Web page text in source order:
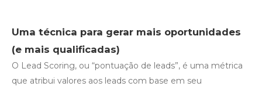
Uma técnica para gerar mais oportunidades
(e mais qualificadas)
O Lead Scoring, ou “pontuação de leads”, é uma métrica
que atribui valores aos leads com base em seu